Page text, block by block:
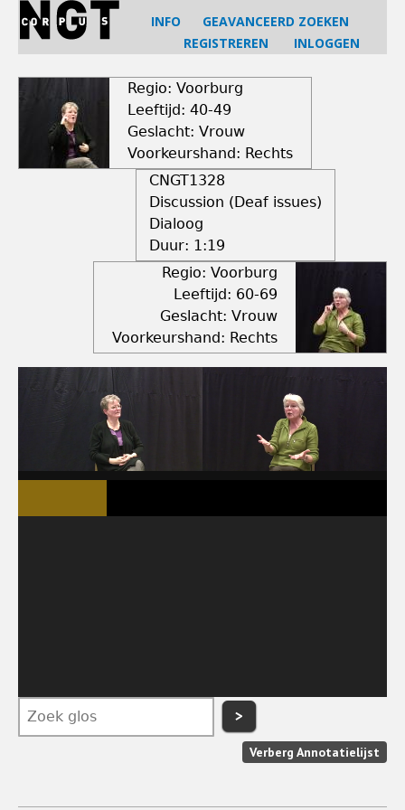
Jump
navigation
INFO
GEAVANCEERD ZOEKEN
REGISTREREN
INLOGGEN
Regio: Voorburg
Leeftijd: 40-49
Geslacht: Vrouw
Voorkeurshand: Rechts
CNGT1328
Discussion (Deaf issues)
Dialoog
Duur: 1:19
Regio: Voorburg
Leeftijd: 60-69
Geslacht: Vrouw
Voorkeurshand: Rechts
>
Verberg Annotatielijst